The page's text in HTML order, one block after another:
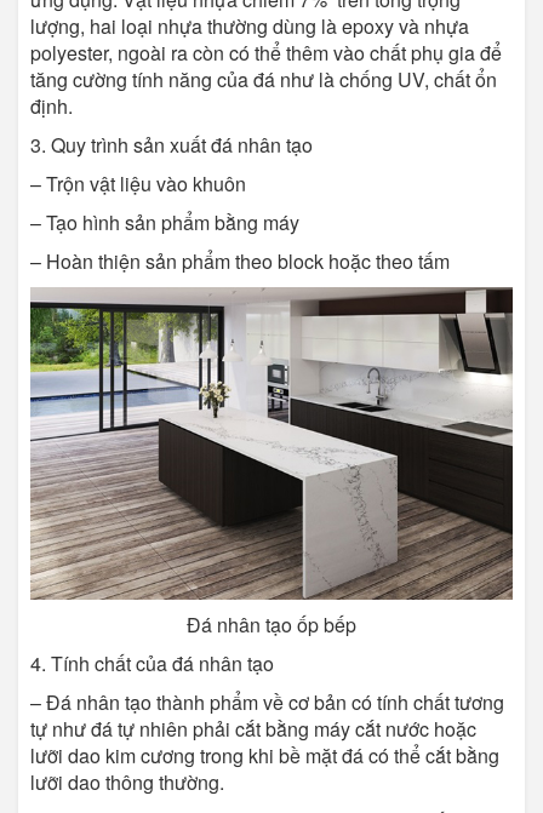
lượng, hai loại nhựa thường dùng là epoxy và nhựa
polyester, ngoài ra còn có thể thêm vào chất phụ gia để
tăng cường tính năng của đá như là chống UV, chất ổn
định.
3. Quy trình sản xuất đá nhân tạo
– Trộn vật liệu vào khuôn
– Tạo hình sản phẩm bằng máy
– Hoàn thiện sản phẩm theo block hoặc theo tấm
Đá nhân tạo ốp bếp
4. Tính chất của đá nhân tạo
– Đá nhân tạo thành phẩm về cơ bản có tính chất tương
tự như đá tự nhiên phải cắt bằng máy cắt nước hoặc
lưỡi dao kim cương trong khi bề mặt đá có thể cắt bằng
lưỡi dao thông thường.